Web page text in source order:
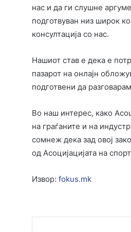
нас и да ги слушне
подготвуван низ широк
консултација со нас.
Нашиот став е дека е
пазарот на онлајн
подготвени да
Во наш интерес, како
на граѓаните и на
сомнеж дека зад овој
од Асоцијацијата на
Извор: fokus.mk